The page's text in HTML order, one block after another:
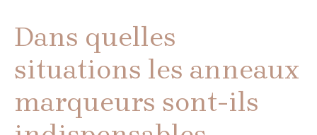
Dans quelles
situations les anneaux
marqueurs sont-ils